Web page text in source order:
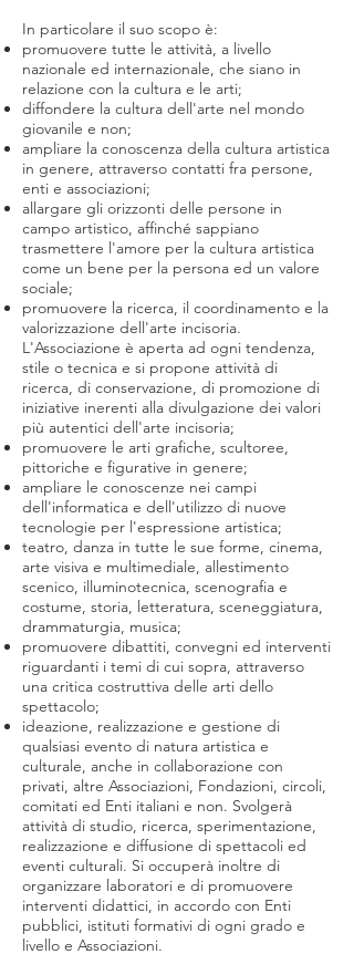
In particolare il suo scopo è:
promuovere tutte le attività, a livello
nazionale ed internazionale, che siano in
relazione con la cultura e le arti;
diffondere la cultura dell'arte nel mondo
giovanile e non;
ampliare la conoscenza della cultura artistica
in genere, attraverso contatti fra persone,
enti e associazioni;
allargare gli orizzonti delle persone in
campo artistico, affinché sappiano
trasmettere l'amore per la cultura artistica
come un bene per la persona ed un valore
sociale;
promuovere la ricerca, il coordinamento e la
valorizzazione dell'arte incisoria.
L'Associazione è aperta ad ogni tendenza,
stile o tecnica e si propone attività di
ricerca, di conservazione, di promozione di
iniziative inerenti alla divulgazione dei valori
più autentici dell'arte incisoria;
promuovere le arti grafiche, scultoree,
pittoriche e figurative in genere;
ampliare le conoscenze nei campi
dell'informatica e dell'utilizzo di nuove
tecnologie per l'espressione artistica;
teatro, danza in tutte le sue forme, cinema,
arte visiva e multimediale, allestimento
scenico, illuminotecnica, scenografia e
costume, storia, letteratura, sceneggiatura,
drammaturgia, musica;
promuovere dibattiti, convegni ed interventi
riguardanti i temi di cui sopra, attraverso
una critica costruttiva delle arti dello
spettacolo;
ideazione, realizzazione e gestione di
qualsiasi evento di natura artistica e
culturale, anche in collaborazione con
privati, altre Associazioni, Fondazioni, circoli,
comitati ed Enti italiani e non. Svolgerà
attività di studio, ricerca, sperimentazione,
realizzazione e diffusione di spettacoli ed
eventi culturali. Si occuperà inoltre di
organizzare laboratori e di promuovere
interventi didattici, in accordo con Enti
pubblici, istituti formativi di ogni grado e
livello e Associazioni.